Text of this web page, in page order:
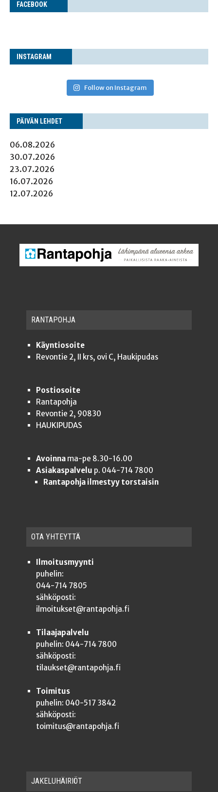
FACE­BOOK
INS­TA­GRAM
Follow on Instagram
PÄI­VÄN LEHDET
06.08.2026
30.07.2026
23.07.2026
16.07.2026
12.07.2026
RAN­TA­POH­JA
Käyntiosoite
Revontie 2, II krs, ovi C, Haukipudas
Postiosoite
Rantapohja
Revontie 2, 90830
HAUKIPUDAS
Avoinnama-pe 8.30-16.00
Asiakaspalvelu p. 044-714 7800
Rantapohja ilmestyy torstaisin
OTA YHTEYT­TÄ
Ilmoitusmyynti
puhelin:
044-714 7805
sähköposti:
ilmoitukset@rantapohja.fi
Tilaajapalvelu
puhelin: 044-714 7800
sähköposti:
tilaukset@rantapohja.fi
Toimitus
puhelin: 040-517 3842
sähköposti:
toimitus@rantapohja.fi
JAKE­LU­HÄI­RIÖT